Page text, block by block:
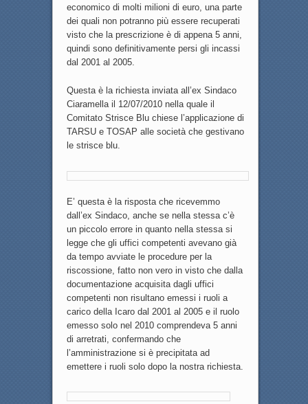
economico di molti milioni di euro, una parte
dei quali non potranno più essere recuperati
visto che la prescrizione è di appena 5 anni,
quindi sono definitivamente persi gli incassi
dal 2001 al 2005.
Questa è la richiesta inviata all’ex Sindaco
Ciaramella il 12/07/2010 nella quale il
Comitato Strisce Blu chiese l’applicazione di
TARSU e TOSAP alle società che gestivano
le strisce blu.
E’ questa è la risposta che ricevemmo
dall’ex Sindaco, anche se nella stessa c’è
un piccolo errore in quanto nella stessa si
legge che gli uffici competenti avevano già
da tempo avviate le procedure per la
riscossione, fatto non vero in visto che dalla
documentazione acquisita dagli uffici
competenti non risultano emessi i ruoli a
carico della Icaro dal 2001 al 2005 e il ruolo
emesso solo nel 2010 comprendeva 5 anni
di arretrati, confermando che
l’amministrazione si è precipitata ad
emettere i ruoli solo dopo la nostra richiesta.